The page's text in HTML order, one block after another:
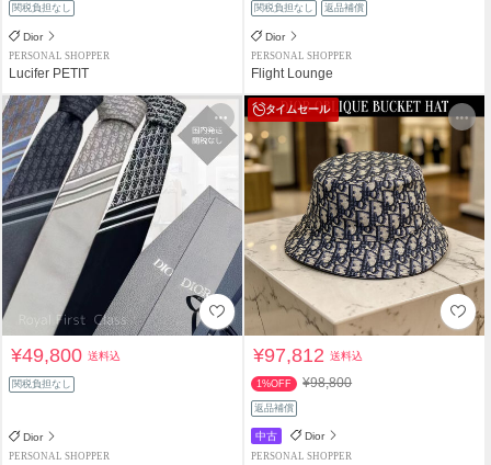
関税負担なし
Dior
PERSONAL SHOPPER
Lucifer PETIT
関税負担なし 返品補償
Dior
PERSONAL SHOPPER
Flight Lounge
¥49,800送料込
関税負担なし
Dior
PERSONAL SHOPPER
タイムセール
¥97,812送料込
1%OFF ¥98,800
返品補償
中古 Dior
PERSONAL SHOPPER